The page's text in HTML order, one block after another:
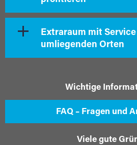
Extraraum mit
umliegenden Orten
Wichtige
FAQ – Fragen und
Viele gute